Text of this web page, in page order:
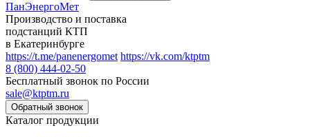
ПанЭнергоМет
Производство и поставка
подстанций КТП
в Екатеринбурге
https://t.me/panenergomet https://vk.com/ktptm
8 (800) 444-02-50
Бесплатный звонок по России
sale@ktptm.ru
Каталог продукции